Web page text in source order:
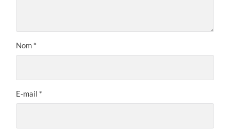
Nom *
E-mail *